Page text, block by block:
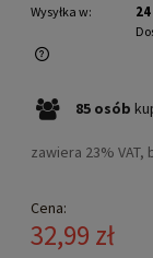
Wysyłka w:
Cena nie
85 osób
zawiera 23%
Cena:
32,99 zł